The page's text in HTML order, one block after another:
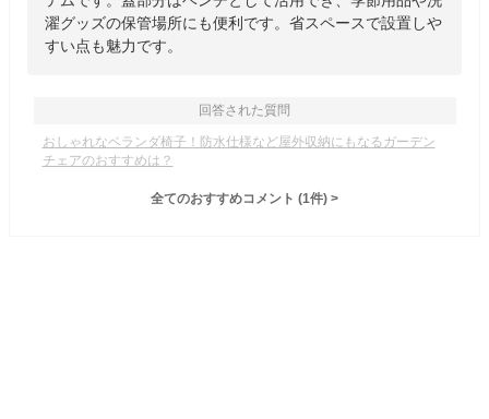
濯グッズの保管場所にも便利です。省スペースで設置しや
すい点も魅力です。
回答された質問
おしゃれなベランダ椅子！防水仕様など屋外収納にもなるガーデン
チェアのおすすめは？
全てのおすすめコメント (1件) >